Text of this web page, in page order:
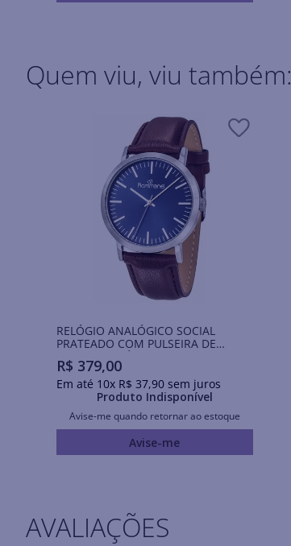
Quem viu, viu também:
RELÓGIO ANALÓGICO SOCIAL
PRATEADO COM PULSEIRA DE
COURO SINTÉTICO MARROM
R$ 379,00
Em até 10x R$ 37,90sem juros
Produto Indisponível
Avise-me quando retornar ao estoque
Avise-me
AVALIAÇÕES